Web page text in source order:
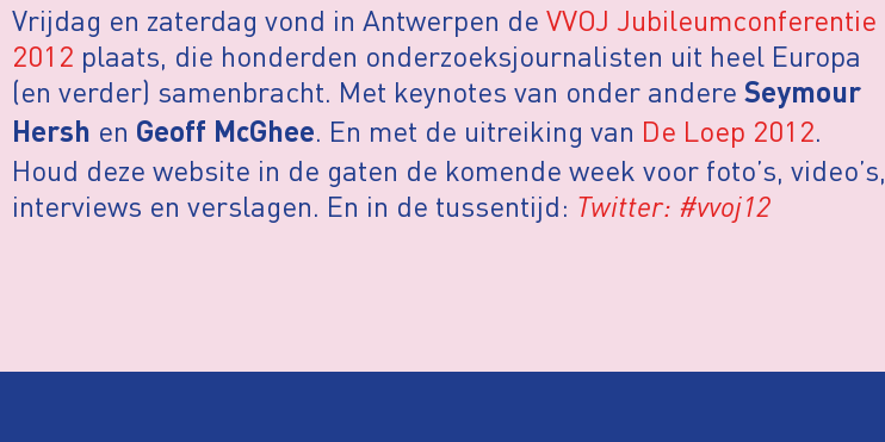
Vrijdag en zaterdag vond in Antwerpen de VVOJ Jubileumconferentie
2012 plaats, die honderden onderzoeksjournalisten uit heel Europa
(en verder) samenbracht. Met keynotes van onder andere Seymour
Hersh en Geoff McGhee. En met de uitreiking van De Loep 2012.
Houd deze website in de gaten de komende week voor foto’s, video’s,
interviews en verslagen. En in de tussentijd: Twitter: #vvoj12